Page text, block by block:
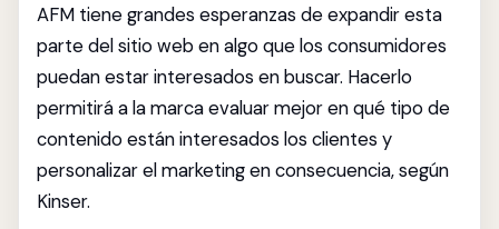
AFM tiene grandes esperanzas de expandir esta
parte del sitio web en algo que los consumidores
puedan estar interesados ​​en buscar. Hacerlo
permitirá a la marca evaluar mejor en qué tipo de
contenido están interesados ​​los clientes y
personalizar el marketing en consecuencia, según
Kinser.